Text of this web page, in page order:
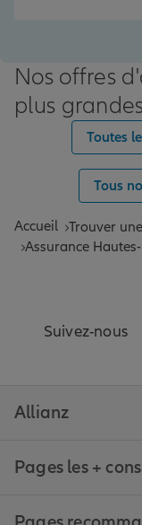
Nos offres
plus
Toutes
Tous
Accueil Trouver
Assurance
Suivez-nous
Allianz
Pages les +